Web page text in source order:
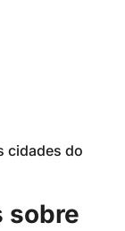
cidades do
sobre